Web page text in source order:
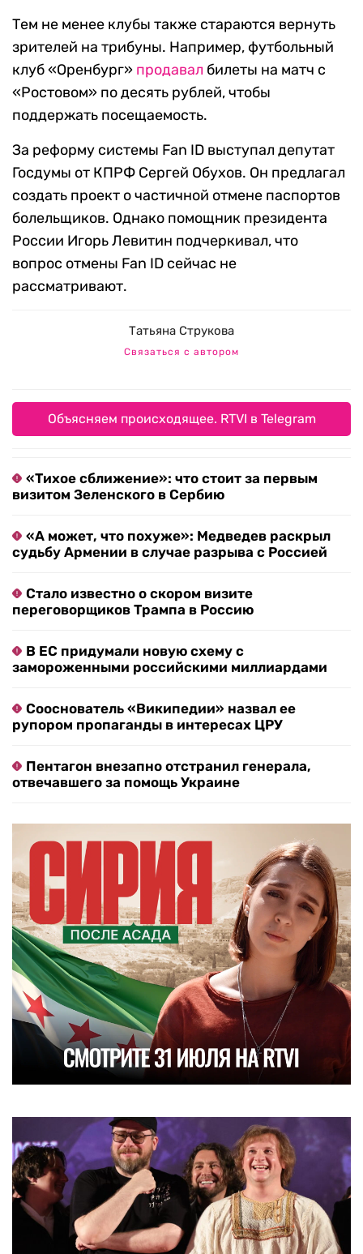
Тем не менее клубы также стараются вернуть
зрителей на трибуны. Например, футбольный
клуб «Оренбург» продавал билеты на матч с
«Ростовом» по десять рублей, чтобы
поддержать посещаемость.
За реформу системы Fan ID выступал депутат
Госдумы от КПРФ Сергей Обухов. Он предлагал
создать проект о частичной отмене паспортов
болельщиков. Однако помощник президента
России Игорь Левитин подчеркивал, что
вопрос отмены Fan ID сейчас не
рассматривают.
Татьяна Струкова
Связаться с автором
Объясняем происходящее. RTVI в Telegram
«Тихое сближение»: что стоит за первым
визитом Зеленского в Сербию
«А может, что похуже»: Медведев раскрыл
судьбу Армении в случае разрыва с Россией
Стало известно о скором визите
переговорщиков Трампа в Россию
В ЕС придумали новую схему с
замороженными российскими миллиардами
Сооснователь «Википедии» назвал ее
рупором пропаганды в интересах ЦРУ
Пентагон внезапно отстранил генерала,
отвечавшего за помощь Украине